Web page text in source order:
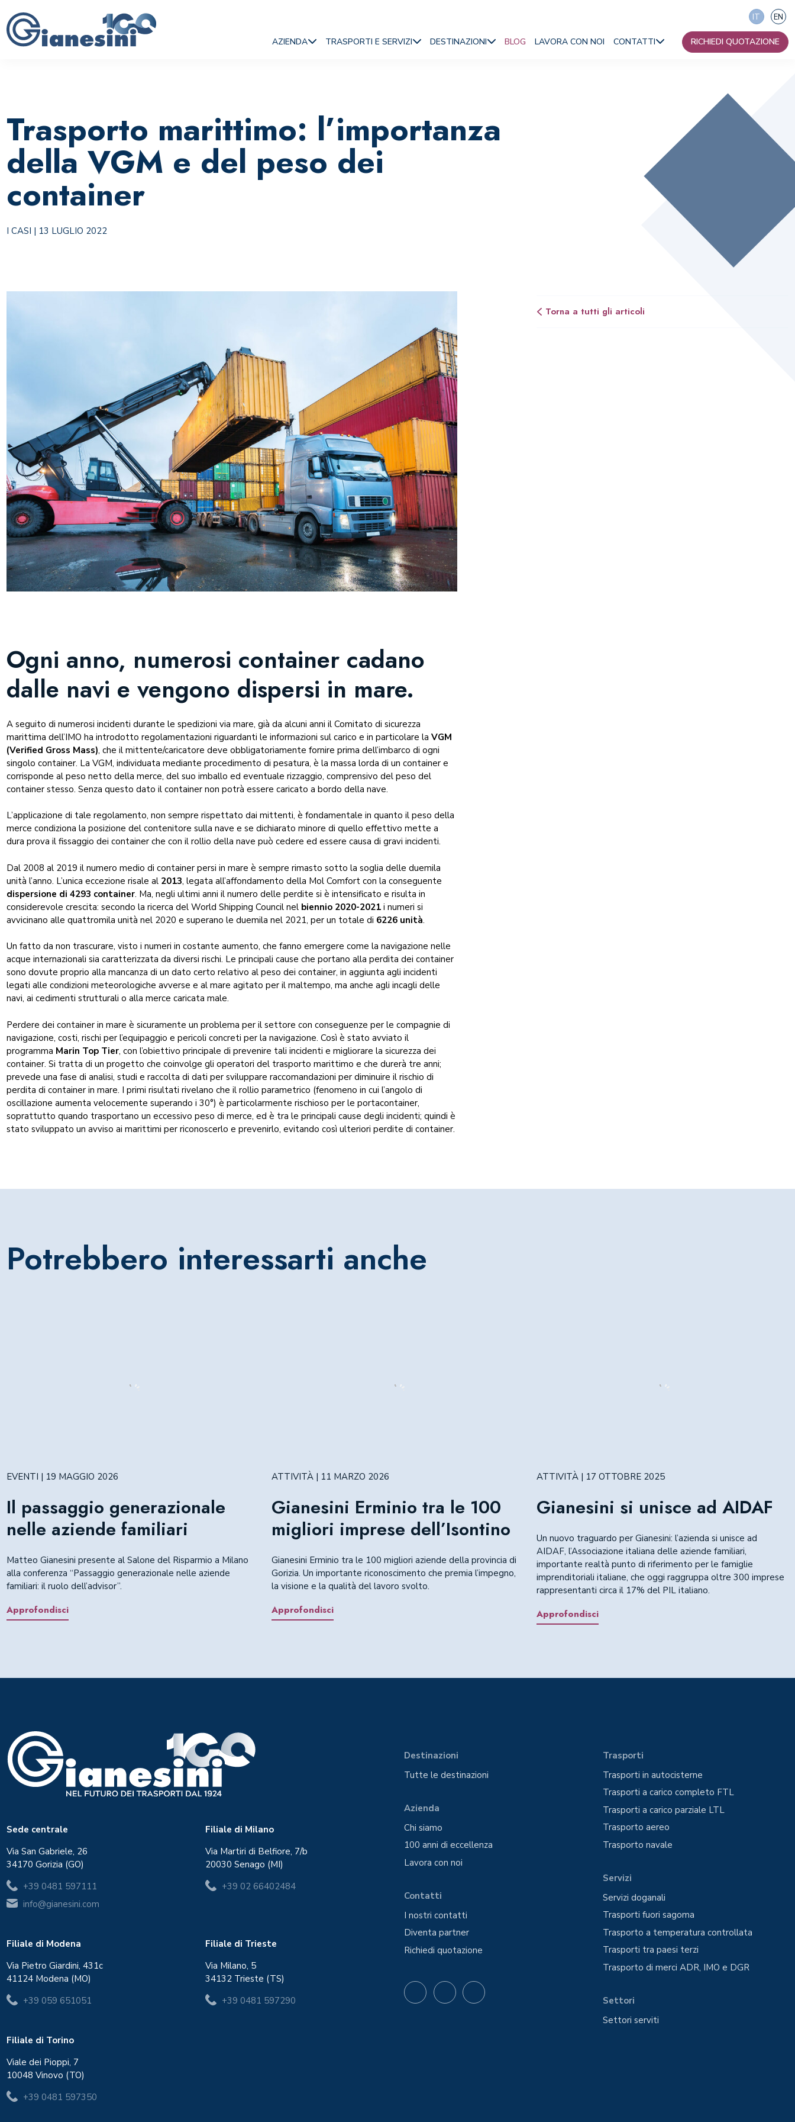
AZIENDA TRASPORTI E SERVIZI DESTINAZIONI BLOG LAVORA CON NOI CONTATTI RICHIEDI QUOTAZIONE
IT EN
Trasporto marittimo: l’importanza
della VGM e del peso dei
container
I CASI | 13 LUGLIO 2022
Ogni anno, numerosi container cadano
dalle navi e vengono dispersi in mare.
A seguito di numerosi incidenti durante le spedizioni via mare, già da alcuni anni il Comitato di sicurezza
marittima dell’IMO ha introdotto regolamentazioni riguardanti le informazioni sul carico e in particolare laVGM
(Verified Gross Mass), che il mittente/caricatore deve obbligatoriamente fornire prima dell’imbarco di ogni
singolo container. La VGM, individuata mediante procedimento di pesatura, è la massa lorda di un container e
corrisponde al peso netto della merce, del suo imballo ed eventuale rizzaggio, comprensivo del peso del
container stesso. Senza questo dato il container non potrà essere caricato a bordo della nave.
L’applicazione di tale regolamento, non sempre rispettato dai mittenti, è fondamentale in quanto il peso della
merce condiziona la posizione del contenitore sulla nave e se dichiarato minore di quello effettivo mette a
dura prova il fissaggio dei container che con il rollio della nave può cedere ed essere causa di gravi incidenti.
Dal 2008 al 2019 il numero medio di container persi in mare è sempre rimasto sotto la soglia delle duemila
unità l’anno. L’unica eccezione risale al 2013, legata all’affondamento della Mol Comfort con la conseguente
dispersione di 4293 container. Ma, negli ultimi anni il numero delle perdite si è intensificato e risulta in
considerevole crescita: secondo la ricerca del World Shipping Council nel biennio 2020-2021 i numeri si
avvicinano alle quattromila unità nel 2020 e superano le duemila nel 2021, per un totale di 6226 unità.
Un fatto da non trascurare, visto i numeri in costante aumento, che fanno emergere come la navigazione nelle
acque internazionali sia caratterizzata da diversi rischi. Le principali cause che portano alla perdita dei container
sono dovute proprio alla mancanza di un dato certo relativo al peso dei container, in aggiunta agli incidenti
legati alle condizioni meteorologiche avverse e al mare agitato per il maltempo, ma anche agli incagli delle
navi, ai cedimenti strutturali o alla merce caricata male.
Perdere dei container in mare è sicuramente un problema per il settore con conseguenze per le compagnie di
navigazione, costi, rischi per l’equipaggio e pericoli concreti per la navigazione. Così è stato avviato il
programma Marin Top Tier, con l’obiettivo principale di prevenire tali incidenti e migliorare la sicurezza dei
container. Si tratta di un progetto che coinvolge gli operatori del trasporto marittimo e che durerà tre anni;
prevede una fase di analisi, studi e raccolta di dati per sviluppare raccomandazioni per diminuire il rischio di
perdita di container in mare. I primi risultati rivelano che il rollio parametrico (fenomeno in cui l’angolo di
oscillazione aumenta velocemente superando i 30°) è particolarmente rischioso per le portacontainer,
soprattutto quando trasportano un eccessivo peso di merce, ed è tra le principali cause degli incidenti; quindi è
stato sviluppato un avviso ai marittimi per riconoscerlo e prevenirlo, evitando così ulteriori perdite di container.
Torna a tutti gli articoli
Potrebbero interessarti anche
EVENTI | 19 MAGGIO 2026
Il passaggio generazionale
nelle aziende familiari
Matteo Gianesini presente al Salone del Risparmio a Milano
alla conferenza “Passaggio generazionale nelle aziende
familiari: il ruolo dell’advisor”.
Approfondisci
ATTIVITÀ | 11 MARZO 2026
Gianesini Erminio tra le 100
migliori imprese dell’Isontino
Gianesini Erminio tra le 100 migliori aziende della provincia di
Gorizia. Un importante riconoscimento che premia l’impegno,
la visione e la qualità del lavoro svolto.
Approfondisci
ATTIVITÀ | 17 OTTOBRE 2025
Gianesini si unisce ad AIDAF
Un nuovo traguardo per Gianesini: l’azienda si unisce ad
AIDAF, l’Associazione italiana delle aziende familiari,
importante realtà punto di riferimento per le famiglie
imprenditoriali italiane, che oggi raggruppa oltre 300 imprese
rappresentanti circa il 17% del PIL italiano.
Approfondisci
Destinazioni
Tutte le destinazioni
Azienda
Chi siamo
100 anni di eccellenza
Lavora con noi
Contatti
I nostri contatti
Diventa partner
Richiedi quotazione
Trasporti
Trasporti in autocisterne
Trasporti a carico completo FTL
Trasporti a carico parziale LTL
Trasporto aereo
Trasporto navale
Servizi
Servizi doganali
Trasporti fuori sagoma
Trasporto a temperatura controllata
Trasporti tra paesi terzi
Trasporto di merci ADR, IMO e DGR
Settori
Settori serviti
Sede centrale
Via San Gabriele, 26
34170 Gorizia (GO)
+39 0481 597111
info@gianesini.com
Filiale di Milano
Via Martiri di Belfiore, 7/b
20030 Senago (MI)
+39 02 66402484
Filiale di Modena
Via Pietro Giardini, 431c
41124 Modena (MO)
+39 059 651051
Filiale di Trieste
Via Milano, 5
34132 Trieste (TS)
+39 0481 597290
Filiale di Torino
Viale dei Pioppi, 7
10048 Vinovo (TO)
+39 0481 597350